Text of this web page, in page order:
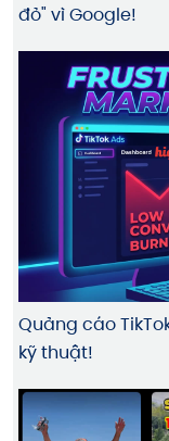
đỏ" vì Google!
Quảng cáo
kỹ thuật!